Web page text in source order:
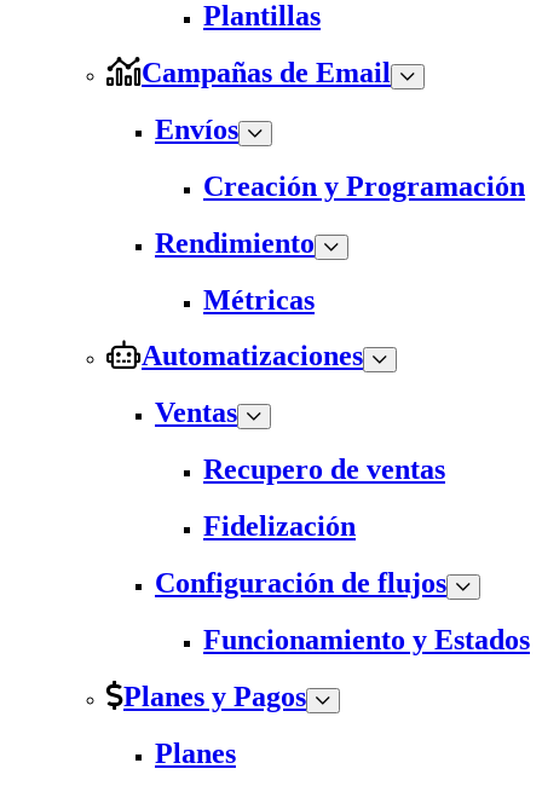
Plantillas
Campañas de Email
Envíos
Creación y Programación
Rendimiento
Métricas
Automatizaciones
Ventas
Recupero de ventas
Fidelización
Configuración de flujos
Funcionamiento y Estados
Planes y Pagos
Planes